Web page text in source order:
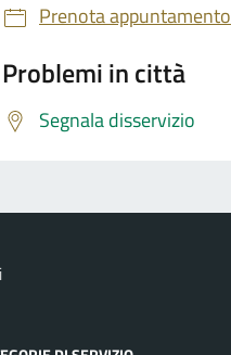
Prenota appuntamento
Problemi in città
Segnala disservizio